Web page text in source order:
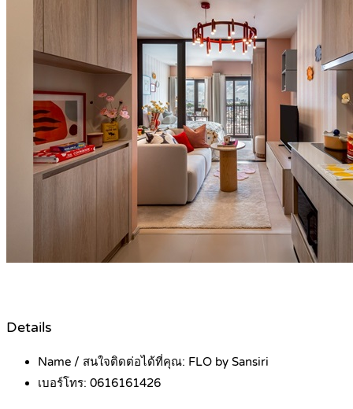
Details
Name / สนใจติดต่อได้ที่คุณ: FLO by Sansiri
เบอร์โทร: 0616161426